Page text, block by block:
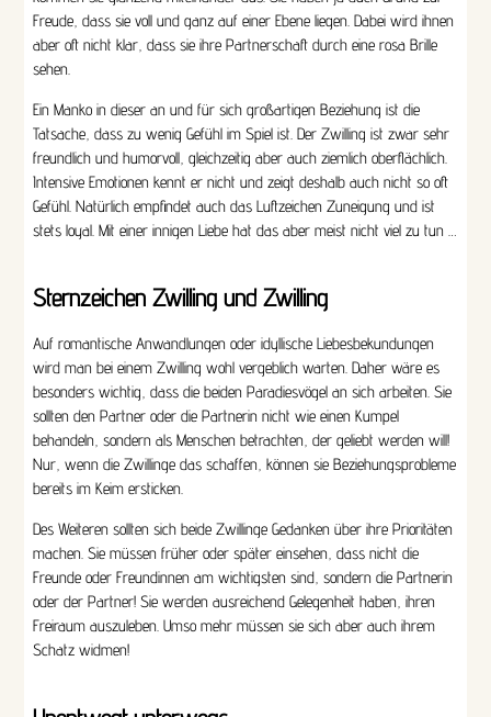
Freude, dass sie voll und ganz auf einer Ebene liegen. Dabei wird ihnen
aber oft nicht klar, dass sie ihre Partnerschaft durch eine rosa Brille
sehen.
Ein Manko in dieser an und für sich großartigen Beziehung ist die
Tatsache, dass zu wenig Gefühl im Spiel ist. Der Zwilling ist zwar sehr
freundlich und humorvoll, gleichzeitig aber auch ziemlich oberflächlich.
Intensive Emotionen kennt er nicht und zeigt deshalb auch nicht so oft
Gefühl. Natürlich empfindet auch das Luftzeichen Zuneigung und ist
stets loyal. Mit einer innigen Liebe hat das aber meist nicht viel zu tun …
Sternzeichen Zwilling und Zwilling
Auf romantische Anwandlungen oder idyllische Liebesbekundungen
wird man bei einem Zwilling wohl vergeblich warten. Daher wäre es
besonders wichtig, dass die beiden Paradiesvögel an sich arbeiten. Sie
sollten den Partner oder die Partnerin nicht wie einen Kumpel
behandeln, sondern als Menschen betrachten, der geliebt werden will!
Nur, wenn die Zwillinge das schaffen, können sie Beziehungsprobleme
bereits im Keim ersticken.
Des Weiteren sollten sich beide Zwillinge Gedanken über ihre Prioritäten
machen. Sie müssen früher oder später einsehen, dass nicht die
Freunde oder Freundinnen am wichtigsten sind, sondern die Partnerin
oder der Partner! Sie werden ausreichend Gelegenheit haben, ihren
Freiraum auszuleben. Umso mehr müssen sie sich aber auch ihrem
Schatz widmen!